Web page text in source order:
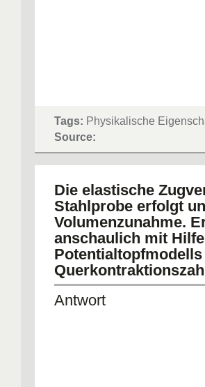
Tags: Physikalische
Source:
Die elastische
Stahlprobe erfolgt
Volumenzunahme.
anschaulich mit
Antwort